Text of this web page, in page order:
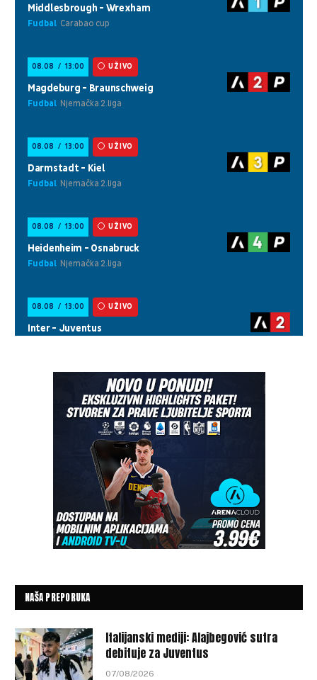
NAŠA PREPORUKA
Italijanski mediji: Alajbegović sutra
debituje za Juventus
07/08/2026